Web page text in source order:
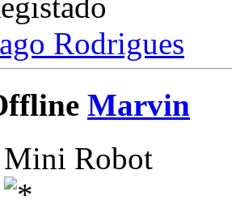
Rodrigues
Marvin
Mini Robot